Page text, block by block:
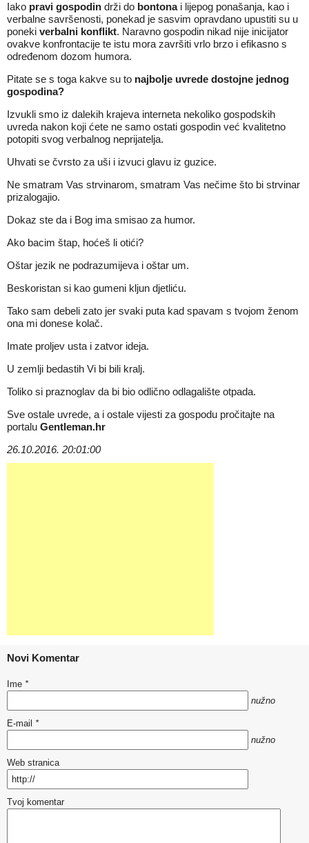
Iako pravi gospodin drži do bontona i lijepog ponašanja, kao i
verbalne savršenosti, ponekad je sasvim opravdano upustiti su u
poneki verbalni konflikt. Naravno gospodin nikad nije inicijator
ovakve konfrontacije te istu mora završiti vrlo brzo i efikasno s
određenom dozom humora.
Pitate se s toga kakve su to najbolje uvrede dostojne jednog
gospodina?
Izvukli smo iz dalekih krajeva interneta nekoliko gospodskih
uvreda nakon koji ćete ne samo ostati gospodin već kvalitetno
potopiti svog verbalnog neprijatelja.
Uhvati se čvrsto za uši i izvuci glavu iz guzice.
Ne smatram Vas strvinarom, smatram Vas nečime što bi strvinar
prizalogajio.
Dokaz ste da i Bog ima smisao za humor.
Ako bacim štap, hoćeš li otići?
Oštar jezik ne podrazumijeva i oštar um.
Beskoristan si kao gumeni kljun djetliću.
Tako sam debeli zato jer svaki puta kad spavam s tvojom ženom
ona mi donese kolač.
Imate proljev usta i zatvor ideja.
U zemlji bedastih Vi bi bili kralj.
Toliko si praznoglav da bi bio odlično odlagalište otpada.
Sve ostale uvrede, a i ostale vijesti za gospodu pročitajte na
portalu Gentleman.hr
26.10.2016. 20:01:00
Novi Komentar
Ime *
nužno
E-mail *
nužno
Web stranica
Tvoj komentar